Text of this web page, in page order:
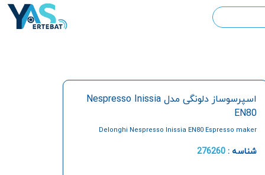
اسپرسوساز دلونگی مدل Nespresso Inissia
EN80
Delonghi Nespresso Inissia EN80 Espresso maker
شناسه :276260